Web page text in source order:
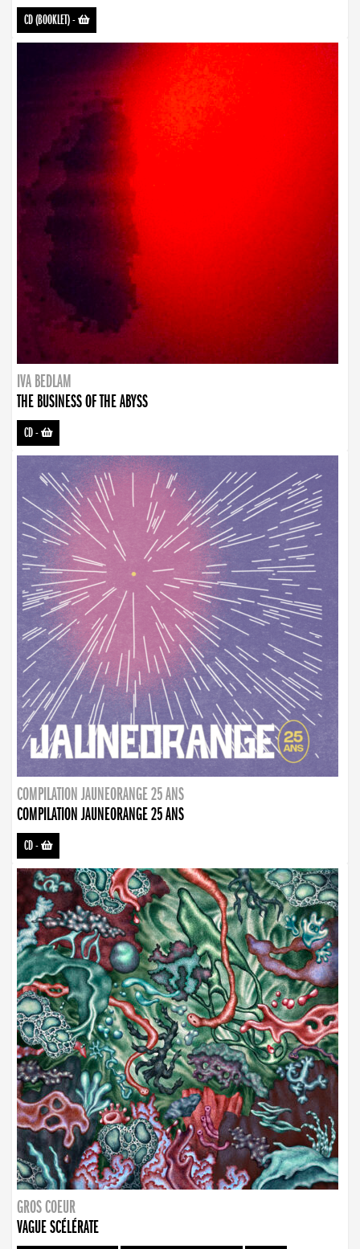
CD (BOOKLET)-
IVA BEDLAM
THE BUSINESS OF THE ABYSS
CD-
COMPILATION JAUNEORANGE 25 ANS
COMPILATION JAUNEORANGE 25 ANS
CD-
GROS COEUR
VAGUE SCÉLÉRATE